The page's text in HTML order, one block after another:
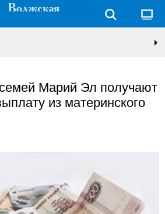
Марий Эл получают
из материнского